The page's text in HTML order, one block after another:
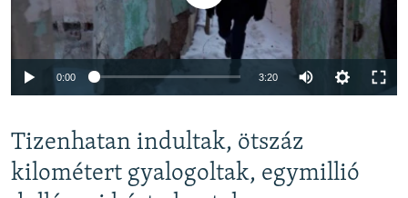
Auto 240p 360p 480p
0:00 3:20
480p
Tizenhatan indultak, ötszáz
kilométert gyalogoltak, egymillió